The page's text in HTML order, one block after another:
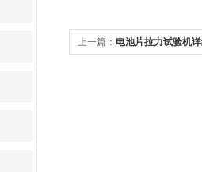
上一篇： 电池片拉力试验机